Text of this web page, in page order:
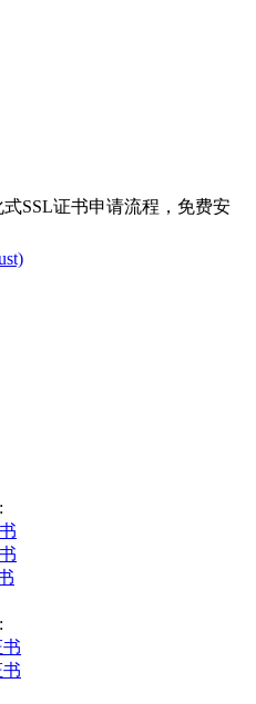
SSL证书申请流程，免费安